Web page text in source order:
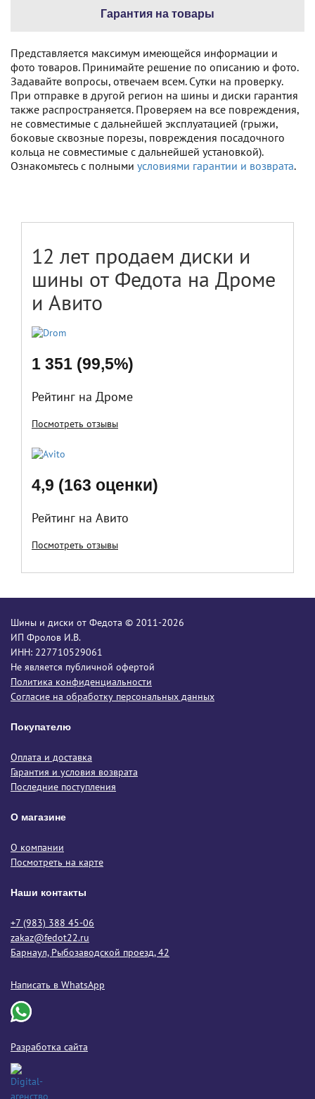
Гарантия на товары
Представляется максимум имеющейся информации и
фото товаров. Принимайте решение по описанию и фото.
Задавайте вопросы, отвечаем всем. Сутки на проверку.
При отправке в другой регион на шины и диски гарантия
также распространяется. Проверяем на все повреждения,
не совместимые с дальнейшей эксплуатацией (грыжи,
боковые сквозные порезы, повреждения посадочного
кольца не совместимые с дальнейшей установкой).
Ознакомьтесь с полными условиями гарантии и возврата.
12 лет продаем диски и
шины от Федота на Дроме
и Авито
1 351 (99,5%)
Рейтинг на Дроме
Посмотреть отзывы
4,9 (163 оценки)
Рейтинг на Авито
Посмотреть отзывы
Шины и диски от Федота © 2011-2026
ИП Фролов И.В.
ИНН: 227710529061
Не является публичной офертой
Политика конфиденциальности
Согласие на обработку персональных данных
Покупателю
Оплата и доставка
Гарантия и условия возврата
Последние поступления
О магазине
О компании
Посмотреть на карте
Наши контакты
+7 (983) 388 45-06
zakaz@fedot22.ru
Барнаул, Рыбозаводской проезд, 42
Написать в WhatsApp
Разработка сайта